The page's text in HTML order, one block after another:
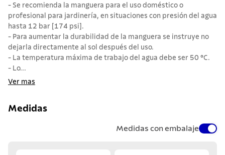
- Se recomienda la manguera para el uso doméstico o
profesional para jardinería, en situaciones con presión del agua
hasta 12 bar [174 psi].
- Para aumentar la durabilidad de la manguera se instruye no
dejarla directamente al sol después del uso.
- La temperatura máxima de trabajo del agua debe ser 50 °C.
- Lo...
Ver mas
Medidas
Medidas con embalaje